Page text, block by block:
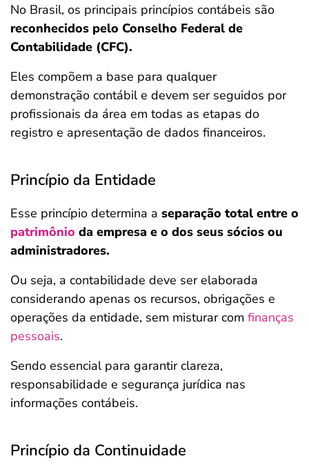
No Brasil, os principais princípios contábeis são
reconhecidos pelo Conselho Federal de
Contabilidade (CFC).
Eles compõem a base para qualquer
demonstração contábil e devem ser seguidos por
profissionais da área em todas as etapas do
registro e apresentação de dados financeiros.
Princípio da Entidade
Esse princípio determina a separação total entre o
patrimônio da empresa e o dos seus sócios ou
administradores.
Ou seja, a contabilidade deve ser elaborada
considerando apenas os recursos, obrigações e
operações da entidade, sem misturar com finanças
pessoais.
Sendo essencial para garantir clareza,
responsabilidade e segurança jurídica nas
informações contábeis.
Princípio da Continuidade